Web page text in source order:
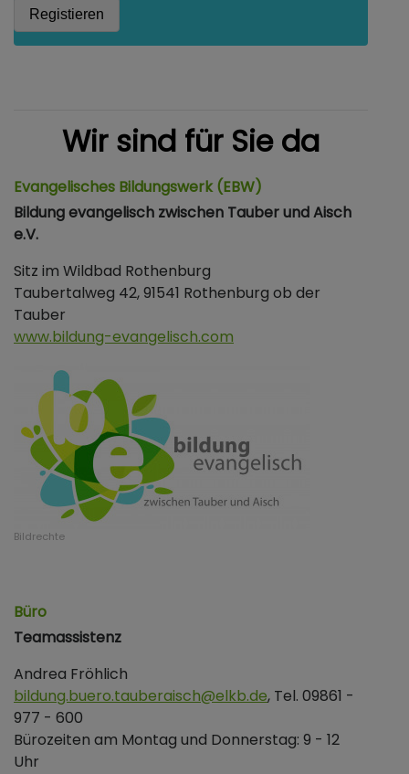
Wir sind für Sie da
Evangelisches Bildungswerk (EBW)
Bildung evangelisch zwischen Tauber und Aisch
e.V.
Sitz im Wildbad Rothenburg
Taubertalweg 42, 91541 Rothenburg ob der
Tauber
www.bildung-evangelisch.com
Bildrechte
Büro
Teamassistenz
Andrea Fröhlich
bildung.buero.tauberaisch@elkb.de, Tel. 09861 -
977 - 600
Bürozeiten am Montag und Donnerstag: 9 - 12
Uhr